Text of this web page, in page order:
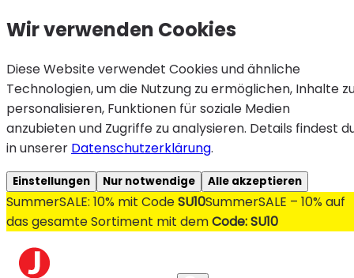
Wir verwenden Cookies
Diese Website verwendet Cookies und ähnliche
Technologien, um die Nutzung zu ermöglichen, Inhalte
personalisieren, Funktionen für soziale Medien
anzubieten und Zugriffe zu analysieren. Details findest
in unserer Datenschutzerklärung.
Einstellungen Nur notwendige Alle akzeptieren
SummerSALE: 10% mit CodeSU10SummerSALE – 10% auf
das gesamte Sortiment mit demCode: SU10